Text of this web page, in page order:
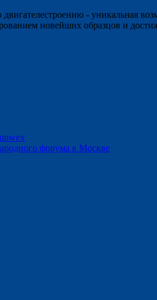
- уникальная
новейших образцов и
форума в Москве